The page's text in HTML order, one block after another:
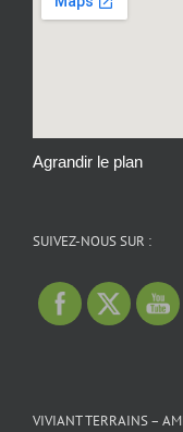
Agrandir le plan
SUIVEZ-NOUS SUR :
VIVIANT TERRAINS –